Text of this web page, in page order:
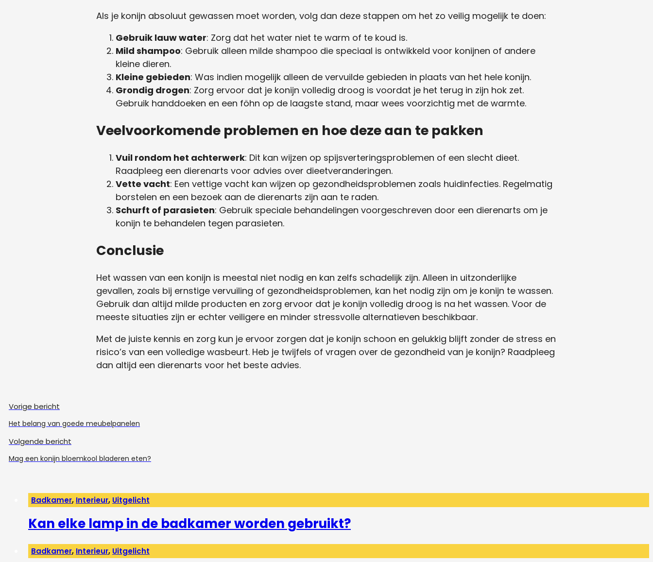
Als je konijn absoluut gewassen moet worden, volg dan deze stappen om het zo veilig mogelijk te doen:
Gebruik lauw water: Zorg dat het water niet te warm of te koud is.
Mild shampoo: Gebruik alleen milde shampoo die speciaal is ontwikkeld voor konijnen of andere
kleine dieren.
Kleine gebieden: Was indien mogelijk alleen de vervuilde gebieden in plaats van het hele konijn.
Grondig drogen: Zorg ervoor dat je konijn volledig droog is voordat je het terug in zijn hok zet.
Gebruik handdoeken en een föhn op de laagste stand, maar wees voorzichtig met de warmte.
Veelvoorkomende problemen en hoe deze aan te pakken
Vuil rondom het achterwerk: Dit kan wijzen op spijsverteringsproblemen of een slecht dieet.
Raadpleeg een dierenarts voor advies over dieetveranderingen.
Vette vacht: Een vettige vacht kan wijzen op gezondheidsproblemen zoals huidinfecties. Regelmatig
borstelen en een bezoek aan de dierenarts zijn aan te raden.
Schurft of parasieten: Gebruik speciale behandelingen voorgeschreven door een dierenarts om je
konijn te behandelen tegen parasieten.
Conclusie
Het wassen van een konijn is meestal niet nodig en kan zelfs schadelijk zijn. Alleen in uitzonderlijke
gevallen, zoals bij ernstige vervuiling of gezondheidsproblemen, kan het nodig zijn om je konijn te wassen.
Gebruik dan altijd milde producten en zorg ervoor dat je konijn volledig droog is na het wassen. Voor de
meeste situaties zijn er echter veiligere en minder stressvolle alternatieven beschikbaar.
Met de juiste kennis en zorg kun je ervoor zorgen dat je konijn schoon en gelukkig blijft zonder de stress en
risico’s van een volledige wasbeurt. Heb je twijfels of vragen over de gezondheid van je konijn? Raadpleeg
dan altijd een dierenarts voor het beste advies.
Vorige bericht
Het belang van goede meubelpanelen
Volgende bericht
Mag een konijn bloemkool bladeren eten?
Badkamer, Interieur, Uitgelicht
Kan elke lamp in de badkamer worden gebruikt?
Badkamer, Interieur, Uitgelicht